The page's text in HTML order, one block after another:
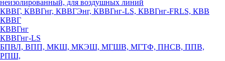
неизолированный, для воздушных линий
КВВГ, КВВГнг, КВВГЭнг, КВВГнг-LS, КВВГнг-FRLS, КВВ
КВВГ
КВВГнг
КВВГнг-LS
БПВЛ, ВПП, МКШ, МКЭШ, МГШВ, МГТФ, ПНСВ, ППВ,
РПШ,